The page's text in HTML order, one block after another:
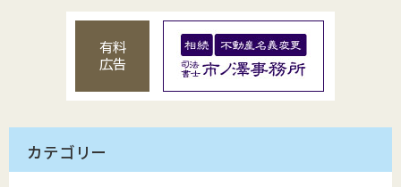
有料
広告
カテゴリー